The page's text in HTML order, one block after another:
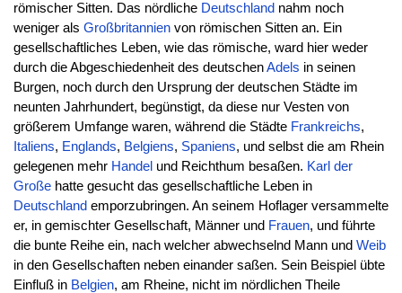
römischer Sitten. Das nördliche Deutschland nahm noch
weniger als Großbritannienvon römischen Sitten an. Ein
gesellschaftliches Leben, wie das römische, ward hier weder
durch die Abgeschiedenheit des deutschenAdels in seinen
Burgen, noch durch den Ursprung der deutschen Städte im
neunten Jahrhundert, begünstigt, da diese nur Vesten von
größerem Umfange waren, während die Städte Frankreichs,
Italiens, Englands, Belgiens, Spaniens, und selbst die am Rhein
gelegenen mehr Handel und Reichthum besaßen. Karl der
Großehatte gesucht das gesellschaftliche Leben in
Deutschland emporzubringen. An seinem Hoflager versammelte
er, in gemischter Gesellschaft, Männer und Frauen, und führte
die bunte Reihe ein, nach welcher abwechselnd Mann und Weib
in den Gesellschaften neben einander saßen. Sein Beispiel übte
Einfluß in Belgien, am Rheine, nicht im nördlichen Theile